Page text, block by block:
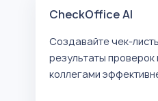
CheckOffice AI
Создавайте чек-
результаты
коллегами